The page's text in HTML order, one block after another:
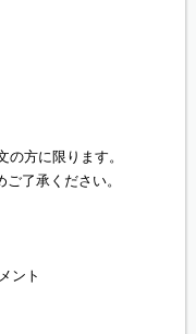
方に限ります。
了承ください。
ント